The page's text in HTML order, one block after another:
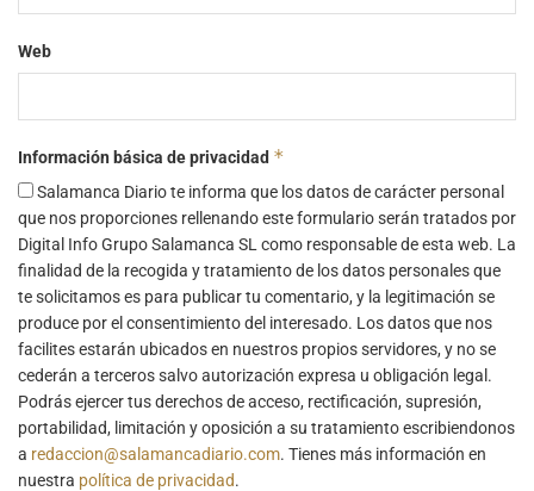
Web
Información básica de privacidad *
Salamanca Diario te informa que los datos de carácter personal
que nos proporciones rellenando este formulario serán tratados por
Digital Info Grupo Salamanca SL como responsable de esta web. La
finalidad de la recogida y tratamiento de los datos personales que
te solicitamos es para publicar tu comentario, y la legitimación se
produce por el consentimiento del interesado. Los datos que nos
facilites estarán ubicados en nuestros propios servidores, y no se
cederán a terceros salvo autorización expresa u obligación legal.
Podrás ejercer tus derechos de acceso, rectificación, supresión,
portabilidad, limitación y oposición a su tratamiento escribiendonos
a redaccion@salamancadiario.com. Tienes más información en
nuestra política de privacidad.